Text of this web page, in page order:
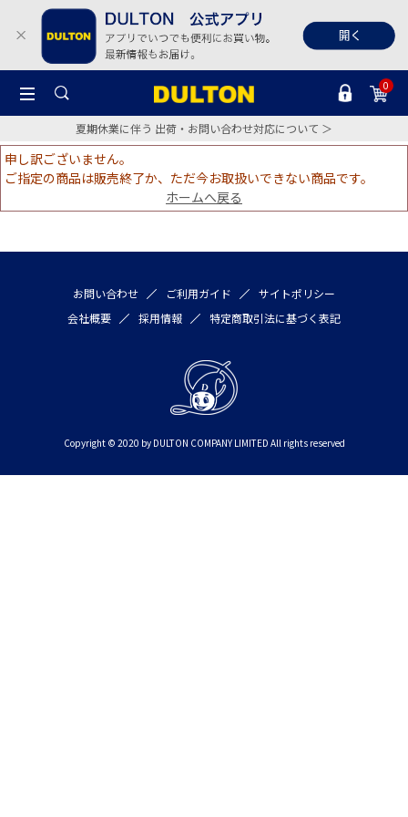
0
夏期休業に伴う 出荷・お問い合わせ対応について ＞
申し訳ございません。
ご指定の商品は販売終了か、ただ今お取扱いできない商品です。
ホームへ戻る
お問い合わせ ご利用ガイド
サイトポリシー
会社概要
採用情報 特定商取引法に基づく表記
Copyright © 2020 by DULTON COMPANY LIMITED All rights reserved